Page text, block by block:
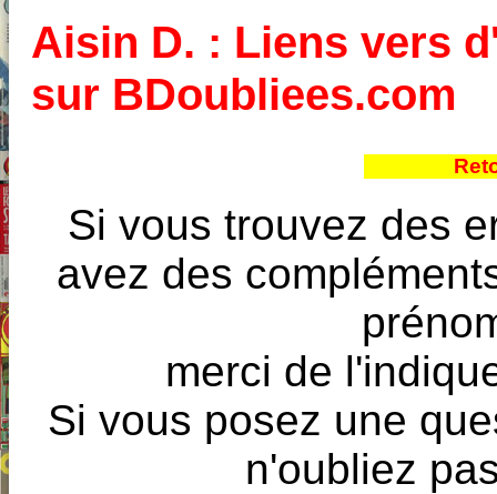
Aisin D. : Liens vers
sur BDoubliees.com
Si vous trouvez des
avez des
merci de
Si vous posez une
n'oubliez